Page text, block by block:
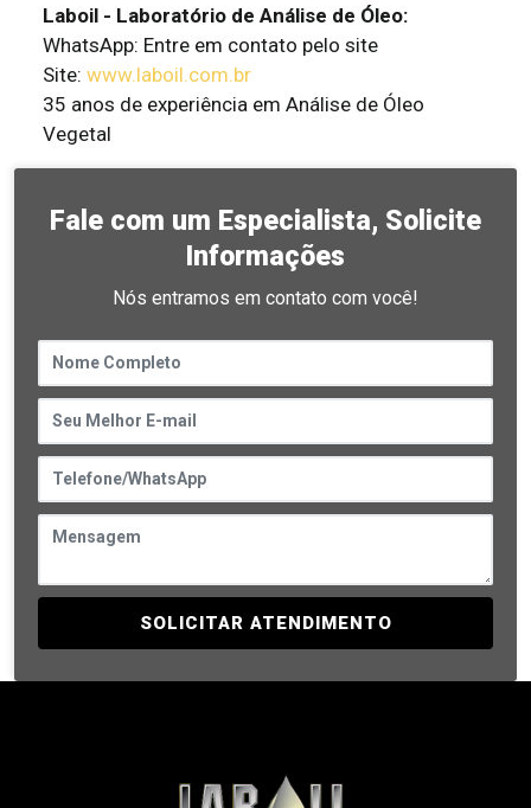
Laboil - Laboratório de Análise de Óleo:
WhatsApp: Entre em contato pelo site
Site: www.laboil.com.br
35 anos de experiência em Análise de Óleo
Vegetal
Fale com um Especialista, Solicite
Informações
Nós entramos em contato com você!
SOLICITAR ATENDIMENTO